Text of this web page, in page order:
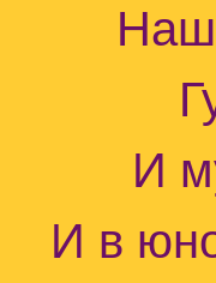
Наш
И
И в